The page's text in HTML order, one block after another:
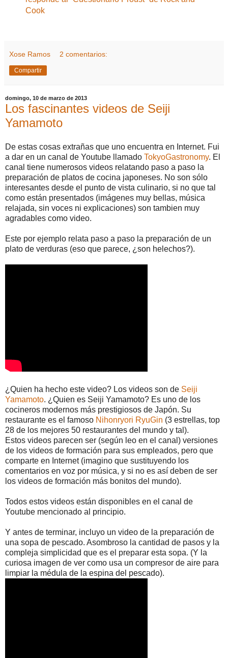
Cook
Xose Ramos 2 comentarios:
Compartir
domingo, 10 de marzo de 2013
Los fascinantes videos de Seiji
Yamamoto
De estas cosas extrañas que uno encuentra en Internet. Fui
a dar en un canal de Youtube llamado TokyoGastronomy. El
canal tiene numerosos videos relatando paso a paso la
preparación de platos de cocina japoneses. No son sólo
interesantes desde el punto de vista culinario, si no que tal
como están presentados (imágenes muy bellas, música
relajada, sin voces ni explicaciones) son tambien muy
agradables como video.
Este por ejemplo relata paso a paso la preparación de un
plato de verduras (eso que parece, ¿son helechos?).
¿Quien ha hecho este video? Los videos son de Seiji
Yamamoto. ¿Quien es Seiji Yamamoto? Es uno de los
cocineros modernos más prestigiosos de Japón. Su
restaurante es el famoso Nihonryori RyuGin (3 estrellas, top
28 de los mejores 50 restaurantes del mundo y tal).
Estos videos parecen ser (según leo en el canal) versiones
de los videos de formación para sus empleados, pero que
comparte en Internet (imagino que sustituyendo los
comentarios en voz por música, y si no es así deben de ser
los videos de formación más bonitos del mundo).
Todos estos videos están disponibles en el canal de
Youtube mencionado al principio.
Y antes de terminar, incluyo un video de la preparación de
una sopa de pescado. Asombroso la cantidad de pasos y la
compleja simplicidad que es el preparar esta sopa. (Y la
curiosa imagen de ver como usa un compresor de aire para
limpiar la médula de la espina del pescado).